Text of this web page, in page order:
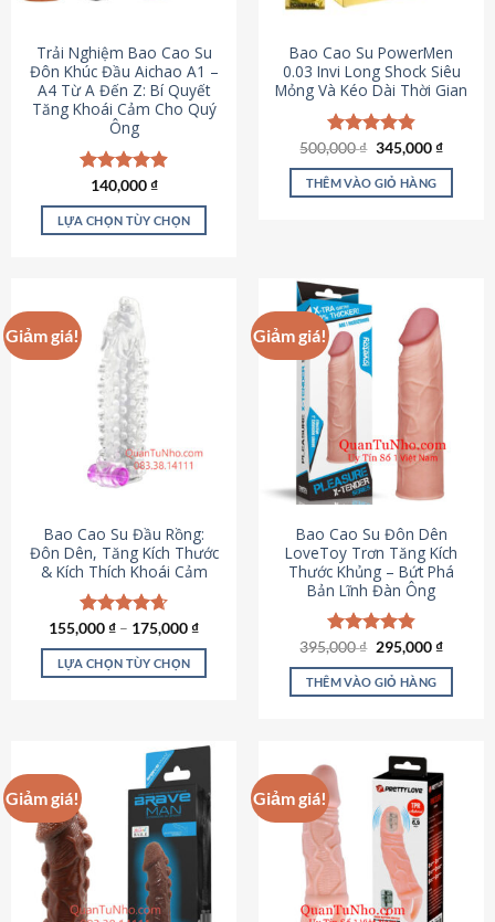
Trải Nghiệm Bao Cao Su
Đôn Khúc Đầu Aichao A1 –
A4 Từ A Đến Z: Bí Quyết
Tăng Khoái Cảm Cho Quý
Ông
Được xếp
hạng4.88
5 sao
140,000₫
LỰA CHỌN TÙY CHỌN
có
nhiều
biến
thể.
Các
tùy
chọn
có
chọn
trên
trang
sản
phẩm
Bao Cao Su PowerMen
0.03 Invi Long Shock Siêu
Mỏng Và Kéo Dài Thời Gian
Được xếp
hạng4.85
5 sao
500,000₫ Giá
là:
500,000 ₫.
345,000₫Giá
tại
THÊM VÀO GIỎ HÀNG
Giảm giá!
Bao Cao Su Đầu Rồng:
Đôn Dên, Tăng Kích Thước
& Kích Thích Khoái Cảm
Được xếp
hạng4.69
5 sao
155,000₫ – 175,000₫
LỰA CHỌN TÙY CHỌN
nhiều
biến
thể.
Các
tùy
chọn
Giảm giá!
Bao Cao Su Đôn Dên
LoveToy Trơn Tăng Kích
Thước Khủng – Bứt Phá
Bản Lĩnh Đàn Ông
Được xếp
hạng4.82
5 sao
395,000₫ Giá
là:
395,000 ₫.
295,000₫Giá
tại
THÊM VÀO GIỎ HÀNG
Giảm giá! Giảm giá!